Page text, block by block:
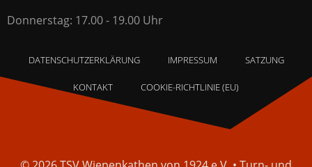
Donnerstag: 17.00 - 19.00 Uhr
DATENSCHUTZERKLÄRUNG IMPRESSUM SATZUNG
KONTAKT COOKIE-RICHTLINIE (EU)